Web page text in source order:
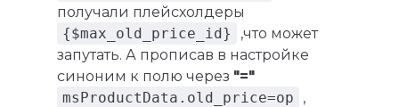
получали плейсхолдеры
{$max_old_price_id}
,что может
запутать. А прописав в настройке
синоним к полю через "="
msProductData.old_price=op
,